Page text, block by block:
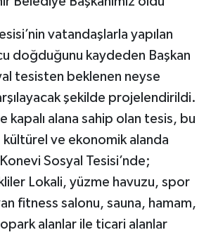
vatandaşlarla yapılan
doğduğunu kaydeden Başkan
tesisten beklenen neyse
şekilde projelendirildi.
kapalı alana sahip olan tesis, bu
ve ekonomik alanda
Sosyal Tesisi’nde;
Lokali, yüzme havuzu, spor
fitness salonu, sauna, hamam,
alanlar ile ticari alanlar